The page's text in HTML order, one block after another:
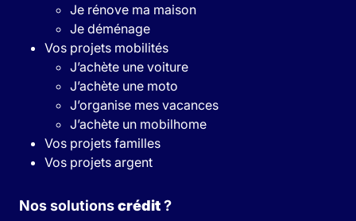
Je rénove ma maison
Je déménage
Vos projets mobilités
J’achète une voiture
J’achète une moto
J’organise mes vacances
J’achète un mobilhome
Vos projets familles
Vos projets argent
Nos solutionscrédit?